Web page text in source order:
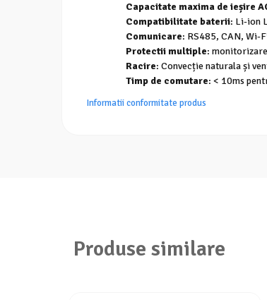
Capacitate maxima de ieșire
Compatibilitate baterii: Li-ion
Comunicare: RS485, CAN, Wi-
Protectii multiple:
Racire: Convecție naturala și
Timp de comutare: < 10ms
Informatii conformitate produs
Produse similare